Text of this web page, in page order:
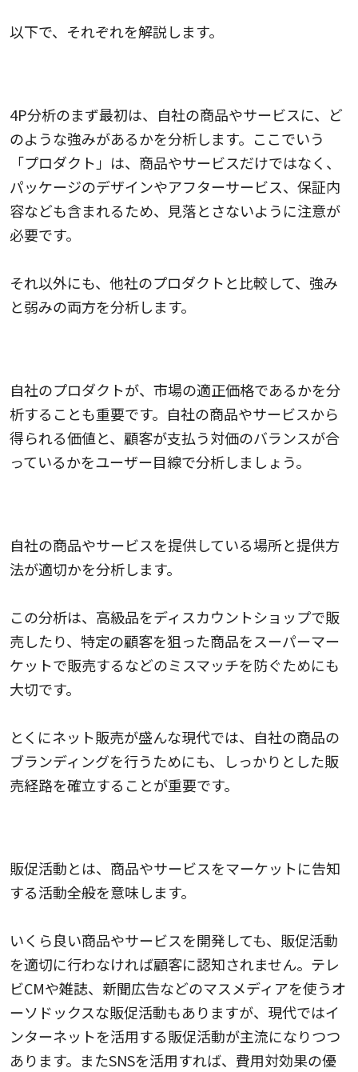
以下で、それぞれを解説します。
4P分析のまず最初は、自社の商品やサービスに、ど
のような強みがあるかを分析します。ここでいう
「プロダクト」は、商品やサービスだけではなく、
パッケージのデザインやアフターサービス、保証内
容なども含まれるため、見落とさないように注意が
必要です。
それ以外にも、他社のプロダクトと比較して、強み
と弱みの両方を分析します。
自社のプロダクトが、市場の適正価格であるかを分
析することも重要です。自社の商品やサービスから
得られる価値と、顧客が支払う対価のバランスが合
っているかをユーザー目線で分析しましょう。
自社の商品やサービスを提供している場所と提供方
法が適切かを分析します。
この分析は、高級品をディスカウントショップで販
売したり、特定の顧客を狙った商品をスーパーマー
ケットで販売するなどのミスマッチを防ぐためにも
大切です。
とくにネット販売が盛んな現代では、自社の商品の
ブランディングを行うためにも、しっかりとした販
売経路を確立することが重要です。
販促活動とは、商品やサービスをマーケットに告知
する活動全般を意味します。
いくら良い商品やサービスを開発しても、販促活動
を適切に行わなければ顧客に認知されません。テレ
ビCMや雑誌、新聞広告などのマスメディアを使うオ
ーソドックスな販促活動もありますが、現代ではイ
ンターネットを活用する販促活動が主流になりつつ
あります。またSNSを活用すれば、費用対効果の優